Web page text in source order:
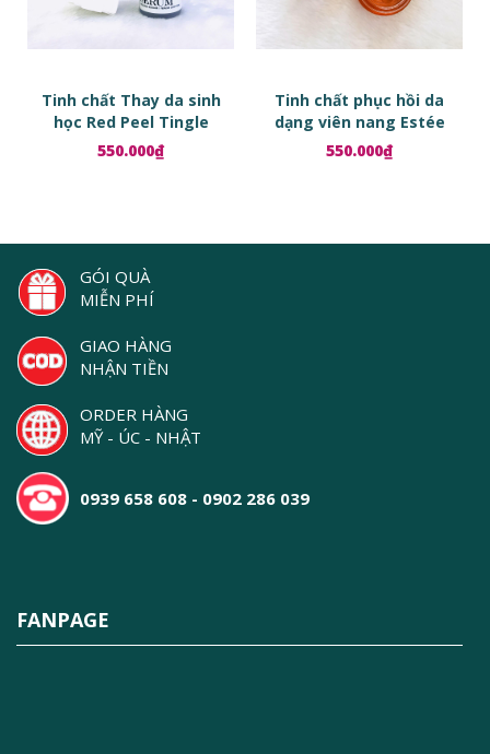
Tinh chất Thay da sinh
học Red Peel Tingle
Serum
550.000₫
Tinh chất phục hồi da
dạng viên nang Estée
Lauder Advanced Night
Repair Ampoules
550.000₫
GÓI QUÀ
MIỄN PHÍ
GIAO HÀNG
NHẬN TIỀN
ORDER HÀNG
MỸ - ÚC - NHẬT
0939 658 608 - 0902 286 039
FANPAGE